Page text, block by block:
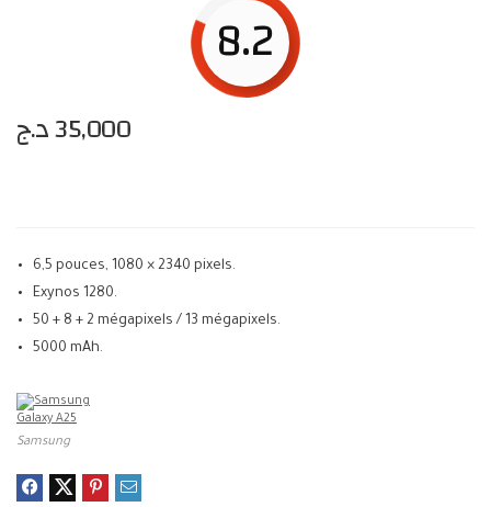
8.2
35,000د.ج
6,5 pouces, 1080 × 2340 pixels.
Exynos 1280.
50 + 8 + 2 mégapixels / 13 mégapixels.
5000 mAh.
Samsung